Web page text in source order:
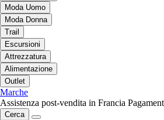
Moda Uomo
Moda Donna
Trail
Escursioni
Attrezzatura
Alimentazione
Outlet
Marche
Assistenza post-vendita in Francia
Cerca